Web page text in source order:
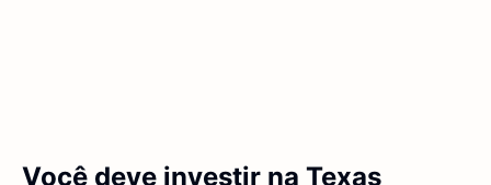
Você deve investir na Texas